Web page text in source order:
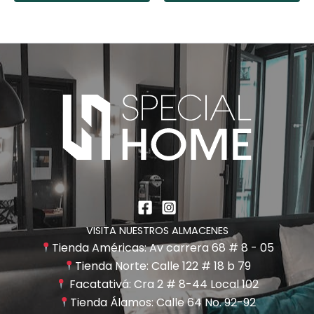
producto
VISITA NUESTROS ALMACENES
Tienda Américas: Av carrera 68 # 8 - 05
Tienda Norte: Calle 122 # 18 b 79
Facatativá: Cra 2 # 8-44 Local 102
Tienda Álamos: Calle 64 No. 92-92